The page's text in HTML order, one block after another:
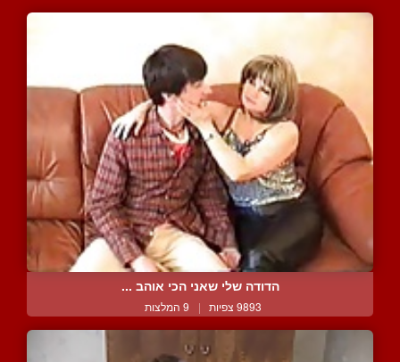
הדודה שלי שאני הכי אוהב ...
9893 צפיות | 9 המלצות